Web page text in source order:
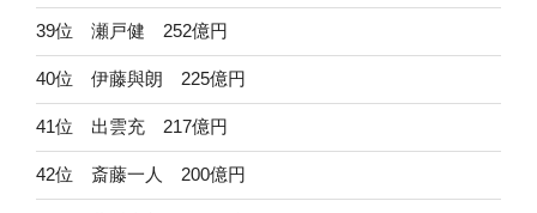
39位 瀬戸健 252億円
40位 伊藤與朗 225億円
41位 出雲充 217億円
42位 斎藤一人 200億円